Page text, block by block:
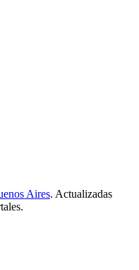
Aires. Actualizadas